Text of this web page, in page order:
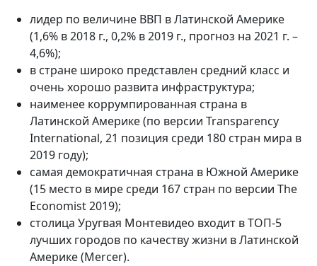
лидер по величине ВВП в Латинской Америке
(1,6% в 2018 г., 0,2% в 2019 г., прогноз на 2021 г. –
4,6%);
в стране широко представлен средний класс и
очень хорошо развита инфраструктура;
наименее коррумпированная страна в
Латинской Америке (по версии Transparency
International, 21 позиция среди 180 стран мира в
2019 году);
самая демократичная страна в Южной Америке
(15 место в мире среди 167 стран по версии The
Economist 2019);
столица Уругвая Монтевидео входит в ТОП-5
лучших городов по качеству жизни в Латинской
Америке (Mercer).